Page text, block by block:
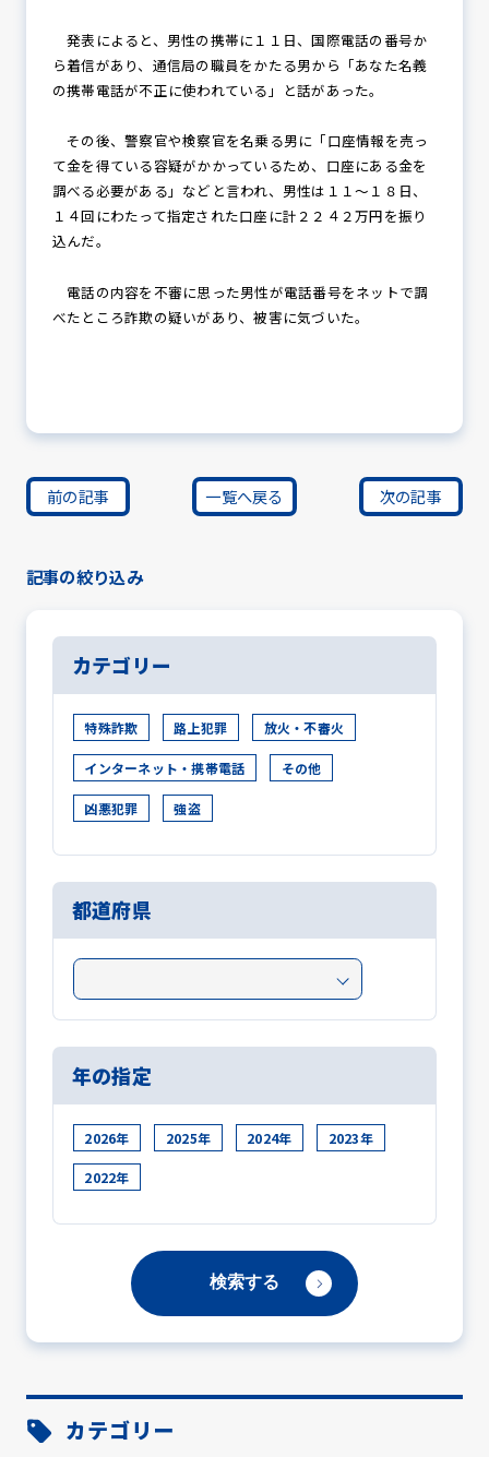
防犯対策情報
防犯協力会について
発表によると、男性の携帯に１１日、国際電話の番号か
ら着信があり、通信局の職員をかたる男から「あなた名義
の携帯電話が不正に使われている」と話があった。
その後、警察官や検察官を名乗る男に「口座情報を売っ
て金を得ている容疑がかかっているため、口座にある金を
調べる必要がある」などと言われ、男性は１１～１８日、
１４回にわたって指定された口座に計２２４２万円を振り
込んだ。
電話の内容を不審に思った男性が電話番号をネットで調
べたところ詐欺の疑いがあり、被害に気づいた。
前の記事 一覧へ戻る 次の記事
記事の絞り込み
カテゴリー
特殊詐欺 路上犯罪 放火・不審火
インターネット・携帯電話 その他
凶悪犯罪 強盗
都道府県
年の指定
2026年 2025年 2024年 2023年
2022年
カテゴリー